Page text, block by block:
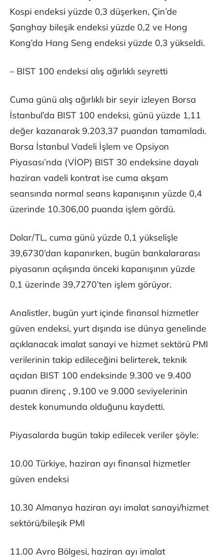
Kospi endeksi yüzde 0,3 düşerken, Çin’de
Şanghay bileşik endeksi yüzde 0,2 ve Hong
Kong’da Hang Seng endeksi yüzde 0,3 yükseldi.
– BIST 100 endeksi alış ağırlıklı seyretti
Cuma günü alış ağırlıklı bir seyir izleyen Borsa
İstanbul’da BIST 100 endeksi, günü yüzde 1,11
değer kazanarak 9.203,37 puandan tamamladı.
Borsa İstanbul Vadeli İşlem ve Opsiyon
Piyasası’nda (VİOP) BIST 30 endeksine dayalı
haziran vadeli kontrat ise cuma akşam
seansında normal seans kapanışının yüzde 0,4
üzerinde 10.306,00 puanda işlem gördü.
Dolar/TL, cuma günü yüzde 0,1 yükselişle
39,6730’dan kapanırken, bugün bankalararası
piyasanın açılışında önceki kapanışının yüzde
0,1 üzerinde 39,7270’ten işlem görüyor.
Analistler, bugün yurt içinde finansal hizmetler
güven endeksi, yurt dışında ise dünya genelinde
açıklanacak imalat sanayi ve hizmet sektörü PMI
verilerinin takip edileceğini belirterek, teknik
açıdan BIST 100 endeksinde 9.300 ve 9.400
puanın direnç , 9.100 ve 9.000 seviyelerinin
destek konumunda olduğunu kaydetti.
Piyasalarda bugün takip edilecek veriler şöyle:
10.00 Türkiye, haziran ayı finansal hizmetler
güven endeksi
10.30 Almanya haziran ayı imalat sanayi/hizmet
sektörü/bileşik PMI
11.00 Avro Bölgesi, haziran ayı imalat